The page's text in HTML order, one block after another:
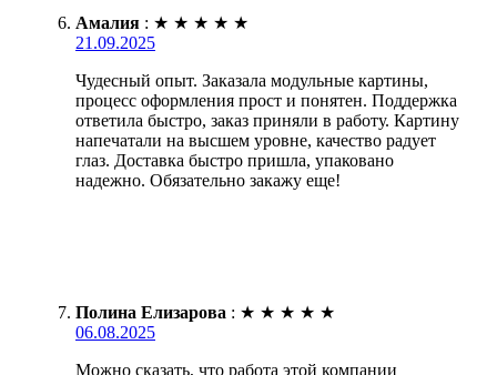
Амалия : ★ ★ ★ ★ ★
21.09.2025
Чудесный опыт. Заказала модульные картины,
процесс оформления прост и понятен. Поддержка
ответила быстро, заказ приняли в работу. Картину
напечатали на высшем уровне, качество радует
глаз. Доставка быстро пришла, упаковано
надежно. Обязательно закажу еще!
Полина Елизарова : ★ ★ ★ ★ ★
06.08.2025
Можно сказать, что работа этой компании